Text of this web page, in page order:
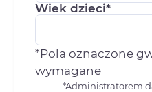
Wiek dzieci*
*Pola oznaczone
wymagane
*Administratorem